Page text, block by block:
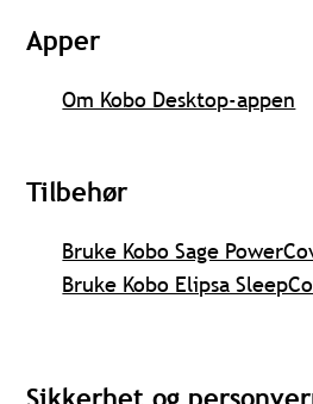
Apper
Om Kobo Desktop-appen
Tilbehør
Bruke Kobo Sage
Bruke Kobo Elipsa